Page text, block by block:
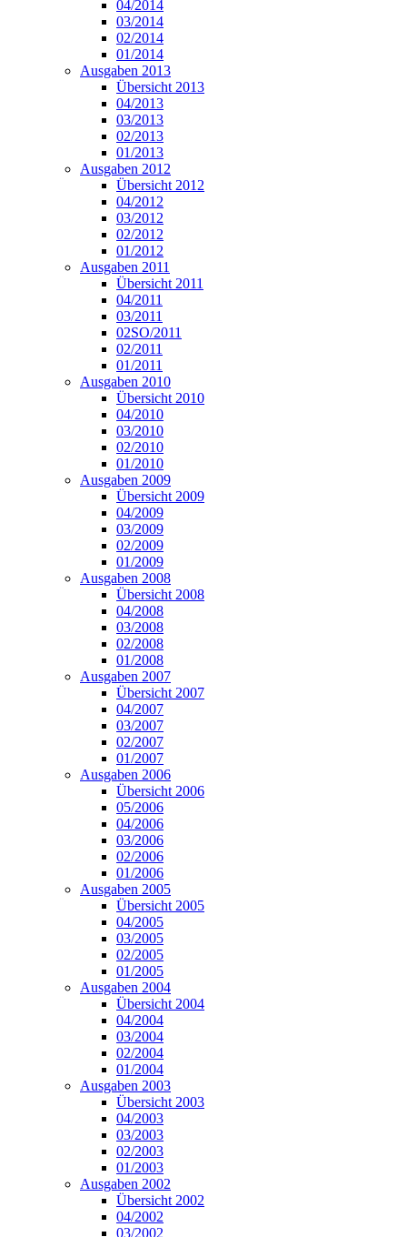
04/2014
03/2014
02/2014
01/2014
Ausgaben 2013
Übersicht 2013
04/2013
03/2013
02/2013
01/2013
Ausgaben 2012
Übersicht 2012
04/2012
03/2012
02/2012
01/2012
Ausgaben 2011
Übersicht 2011
04/2011
03/2011
02SO/2011
02/2011
01/2011
Ausgaben 2010
Übersicht 2010
04/2010
03/2010
02/2010
01/2010
Ausgaben 2009
Übersicht 2009
04/2009
03/2009
02/2009
01/2009
Ausgaben 2008
Übersicht 2008
04/2008
03/2008
02/2008
01/2008
Ausgaben 2007
Übersicht 2007
04/2007
03/2007
02/2007
01/2007
Ausgaben 2006
Übersicht 2006
05/2006
04/2006
03/2006
02/2006
01/2006
Ausgaben 2005
Übersicht 2005
04/2005
03/2005
02/2005
01/2005
Ausgaben 2004
Übersicht 2004
04/2004
03/2004
02/2004
01/2004
Ausgaben 2003
Übersicht 2003
04/2003
03/2003
02/2003
01/2003
Ausgaben 2002
Übersicht 2002
04/2002
03/2002